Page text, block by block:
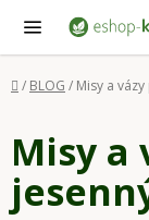
obsah
Domov
/ BLOG / Misy a
Misy a